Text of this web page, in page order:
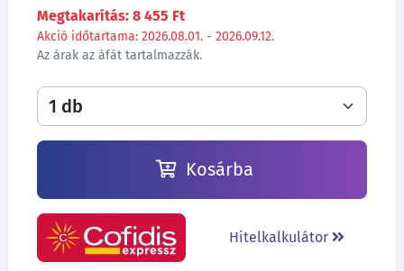
Megtakarítás: 8 455 Ft
Akció időtartama: 2026.08.01. - 2026.09.12.
Az árak az áfát tartalmazzák.
Kosárba
Hitelkalkulátor